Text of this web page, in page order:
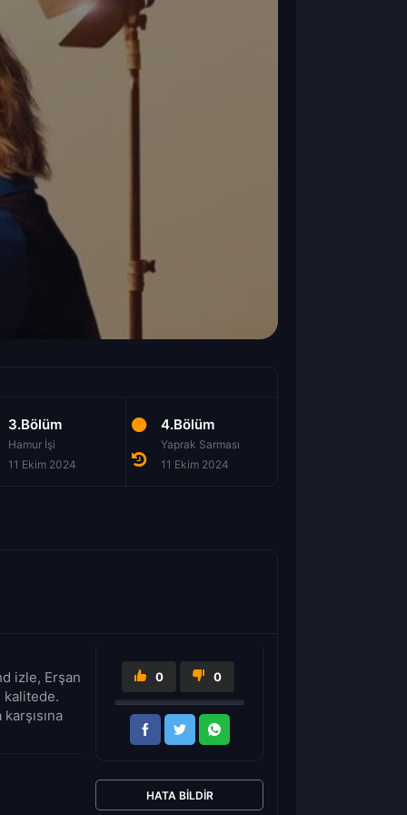
3.Bölüm
Hamur İşi
11 Ekim 2024
4.Bölüm
Yaprak Sarması
11 Ekim 2024
izle, Erşan
kalitede.
0 0
HATA BILDIR